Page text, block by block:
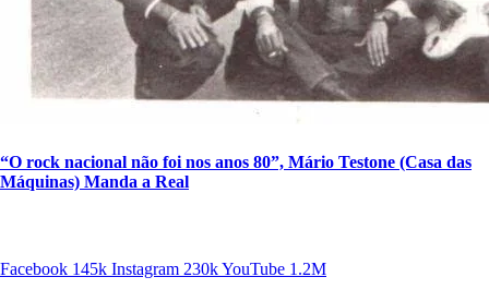
“O rock nacional não foi nos anos 80”, Mário Testone (Casa das
Máquinas) Manda a Real
Facebook 145k Instagram 230kYouTube 1.2M